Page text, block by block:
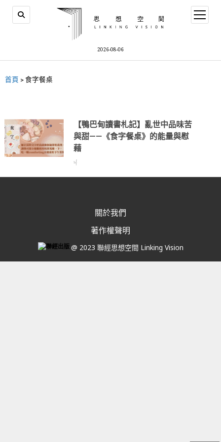
2026-08-06
首頁 >食字餐桌
【鴨巴甸讀書札記】亂世中品味苦
與甜——《食字餐桌》的能量與慰
藉
sf
關於我們
著作權聲明
@ 2023 聯經思想空間 Linking Vision